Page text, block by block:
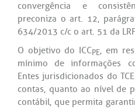
convergência e
preconiza o art. 12,
634/2013 c/c o art. 51 da
O objetivo do ICCPE, em
mínimo de informações
Entes jurisdicionados do
contas, quanto ao nível de
contábil, que permita